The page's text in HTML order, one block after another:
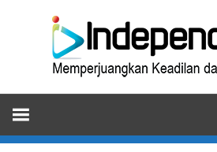
Memperjuangkan
Keadilan
dan